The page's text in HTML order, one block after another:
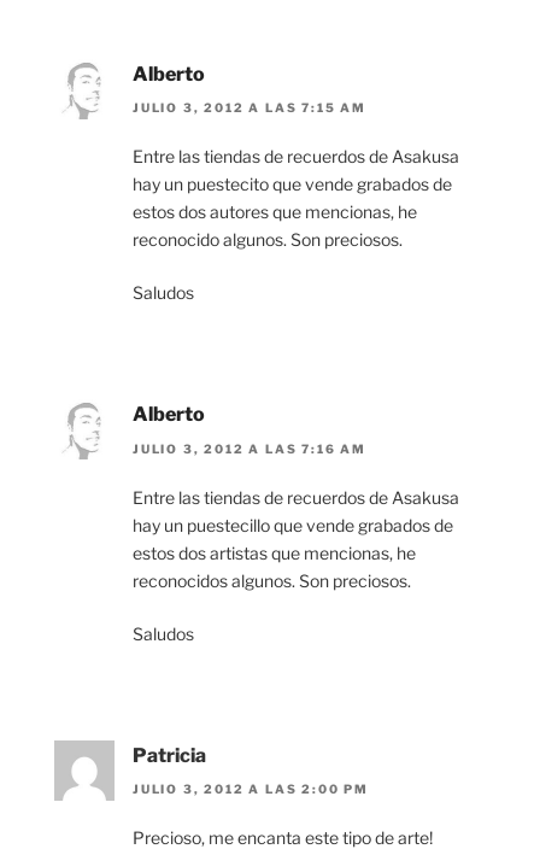
Alberto
JULIO 3, 2012 A LAS 7:15 AM
Entre las tiendas de recuerdos de Asakusa
hay un puestecito que vende grabados de
estos dos autores que mencionas, he
reconocido algunos. Son preciosos.
Saludos
Alberto
JULIO 3, 2012 A LAS 7:16 AM
Entre las tiendas de recuerdos de Asakusa
hay un puestecillo que vende grabados de
estos dos artistas que mencionas, he
reconocidos algunos. Son preciosos.
Saludos
Patricia
JULIO 3, 2012 A LAS 2:00 PM
Precioso, me encanta este tipo de arte!